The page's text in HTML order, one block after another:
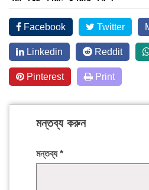
Facebook Twitter
Linkedin Reddit
Pinterest Print
মন্তব্য করুন
মন্তব্য*